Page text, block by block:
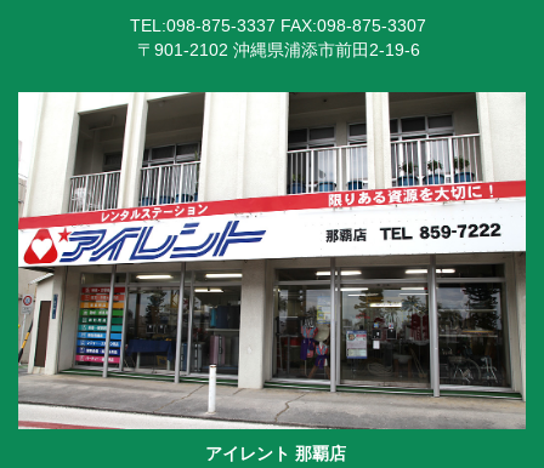
TEL:098-875-3337 FAX:098-875-3307
〒901-2102 沖縄県浦添市前田2-19-6
アイレント 那覇店